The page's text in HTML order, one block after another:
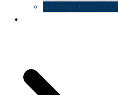
kunsttage basel 2021